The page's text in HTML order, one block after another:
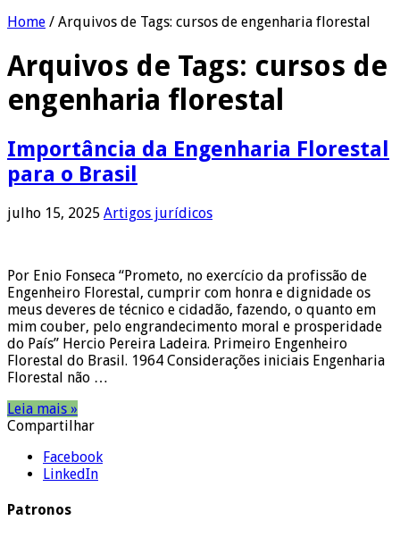
Home / Arquivos de Tags: cursos de engenharia florestal
Arquivos de Tags: cursos de
engenharia florestal
Importância da Engenharia Florestal
para o Brasil
julho 15, 2025 Artigos jurídicos
Por Enio Fonseca “Prometo, no exercício da profissão de
Engenheiro Florestal, cumprir com honra e dignidade os
meus deveres de técnico e cidadão, fazendo, o quanto em
mim couber, pelo engrandecimento moral e prosperidade
do País” Hercio Pereira Ladeira. Primeiro Engenheiro
Florestal do Brasil. 1964 Considerações iniciais Engenharia
Florestal não …
Leia mais »
Compartilhar
Facebook
LinkedIn
Patronos